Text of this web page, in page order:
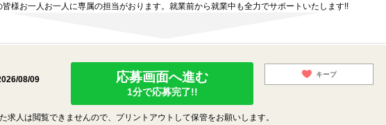
皆様お一人お一人に専属の担当がおります。就業前から就業中も全力でサポートいたします!!
08/09
応募画面へ進む
1分で応募完了!!
キープ
求人は閲覧できませんので、プリントアウトして保管をお願いします。